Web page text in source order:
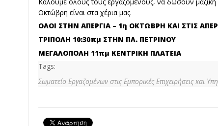
Οκτώβρη είναι στα χέρια μας.
ΟΛΟΙ ΣΤΗΝ ΑΠΕΡΓΙΑ – 1η ΟΚΤΩΒΡΗ ΚΑΙ ΣΤΙΣ
ΤΡΙΠΟΛΗ 10:30πμ ΣΤΗΝ ΠΛ. ΠΕΤΡΙΝΟΥ
ΜΕΓΑΛΟΠΟΛΗ 11πμ ΚΕΝΤΡΙΚΗ ΠΛΑΤΕΙΑ
Tags:
Σωματείο Εργαζομένων στις Εμπορικές Επιχειρήσεις και